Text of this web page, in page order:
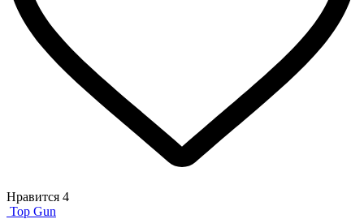
Нравится 4
Top Gun